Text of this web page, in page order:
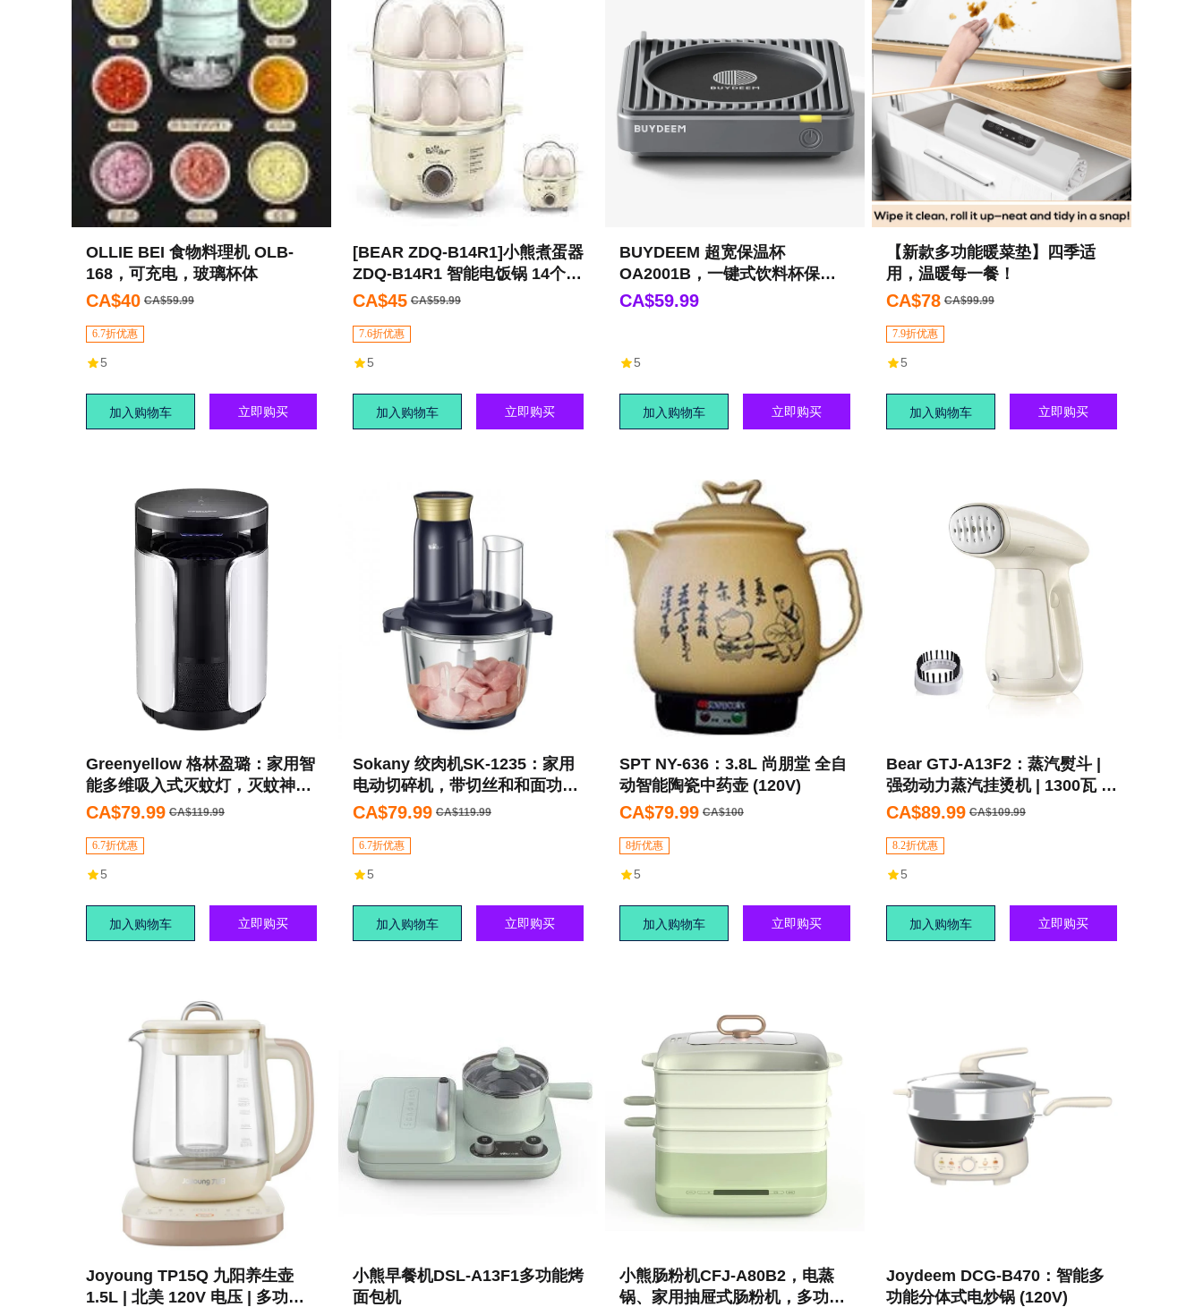
OLLIE BEI 食物料理机 OLB-
168，可充电，玻璃杯体
CA$40 CA$59.99
6.7折优惠
5
加入购物车 立即购买
[BEAR ZDQ-B14R1]小熊煮蛋器
ZDQ-B14R1 智能电饭锅 14个鸡
蛋
CA$45 CA$59.99
7.6折优惠
5
加入购物车 立即购买
BUYDEEM 超宽保温杯
OA2001B，一键式饮料杯保温
器，具有 2 种温度设置和自动关
CA$59.99
5
加入购物车 立即购买
【新款多功能暖菜垫】四季适
用，温暖每一餐！
CA$78 CA$99.99
7.9折优惠
5
加入购物车 立即购买
Greenyellow 格林盈璐：家用智
能多维吸入式灭蚊灯，灭蚊神
器，家居必备
CA$79.99 CA$119.99
6.7折优惠
5
加入购物车 立即购买
Sokany 绞肉机SK-1235：家用
电动切碎机，带切丝和和面功
能，大容量3.5L，易清洁
CA$79.99 CA$119.99
6.7折优惠
5
加入购物车 立即购买
SPT NY-636：3.8L 尚朋堂 全自
动智能陶瓷中药壶 (120V)
CA$79.99 CA$100
8折优惠
5
加入购物车 立即购买
Bear GTJ-A13F2：蒸汽熨斗 |
强劲动力蒸汽挂烫机 | 1300瓦 |
230毫升水箱
CA$89.99 CA$109.99
8.2折优惠
5
加入购物车 立即购买
Joyoung TP15Q 九阳养生壶
1.5L | 北美 120V 电压 | 多功能 |
小熊早餐机DSL-A13F1多功能烤
面包机
小熊肠粉机CFJ-A80B2，电蒸
锅、家用抽屉式肠粉机，多功能
Joydeem DCG-B470：智能多
功能分体式电炒锅 (120V)